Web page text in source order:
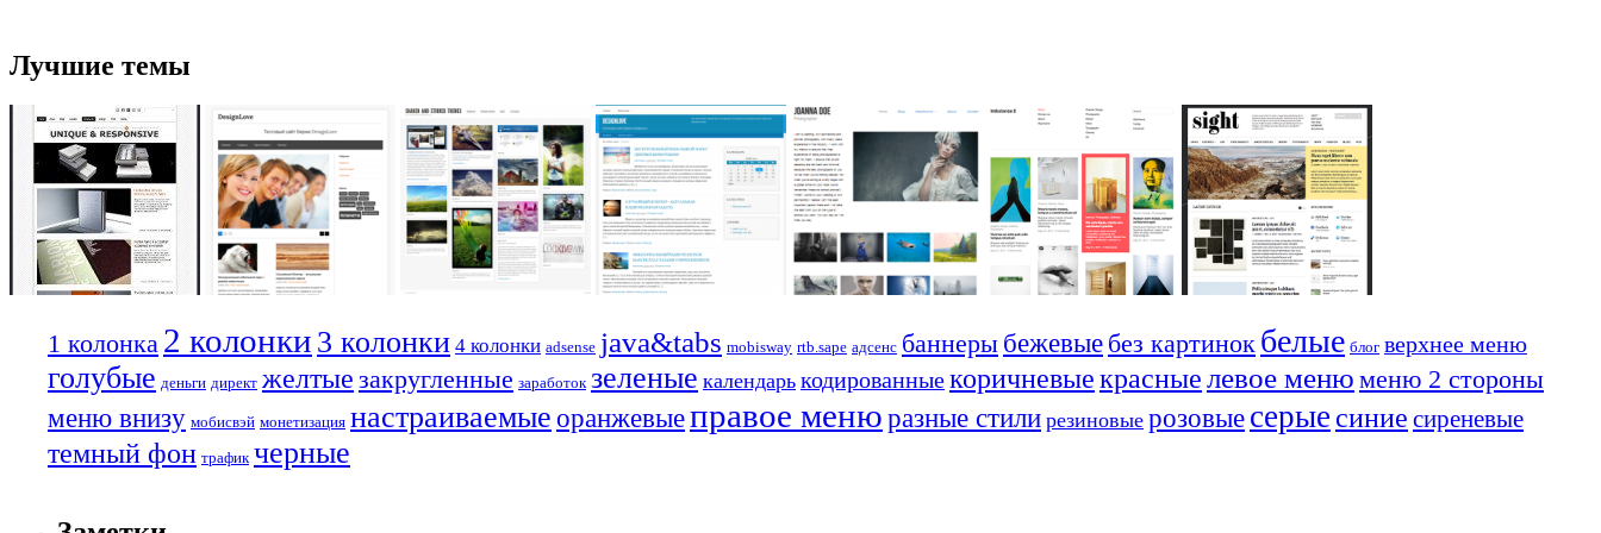
Лучшие темы
1 колонка 2 колонки 3 колонки 4 колонки adsense java&tabs mobisway rtb.sape адсенс баннеры бежевые без картинок белые блог верхнее меню
голубые деньги директ желтые закругленные заработок зеленые календарь кодированныекоричневыекрасныелевое меню меню 2 стороны
меню внизу мобисвэй монетизация настраиваемыеоранжевыеправое меню разные стили резиновые розовые серые синие сиреневые
темный фон трафик черные